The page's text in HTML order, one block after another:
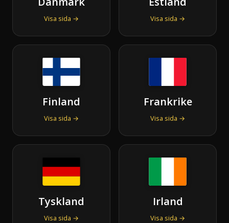
Visa sida → Visa sida →
Finland
Visa sida →
Frankrike
Visa sida →
Tyskland
Visa sida →
Irland
Visa sida →